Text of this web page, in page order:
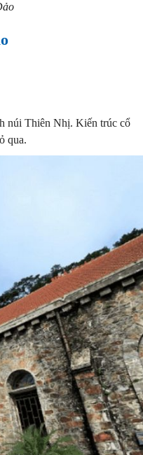
núi Thiên Nhị. Kiến trúc cổ
qua.